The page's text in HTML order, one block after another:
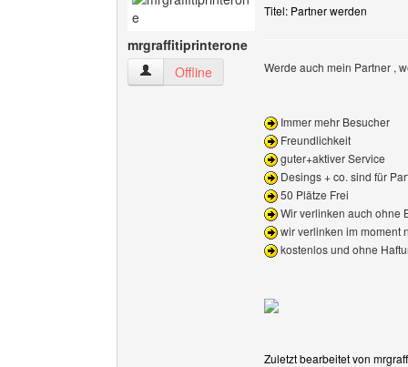
mrgraffitiprinterone
mrgraffitiprinterone Benutzer-Profile anzeigen
Offline
Titel: Partner werden
Werde auch mein Partner ,
Immer mehr Besucher
Freundlichkeit
guter+aktiver Service
Desings + co. sind für
50 Plätze Frei
Wir verlinken auch ohne
wir verlinken im moment
kostenlos und ohne
Zuletzt bearbeitet von